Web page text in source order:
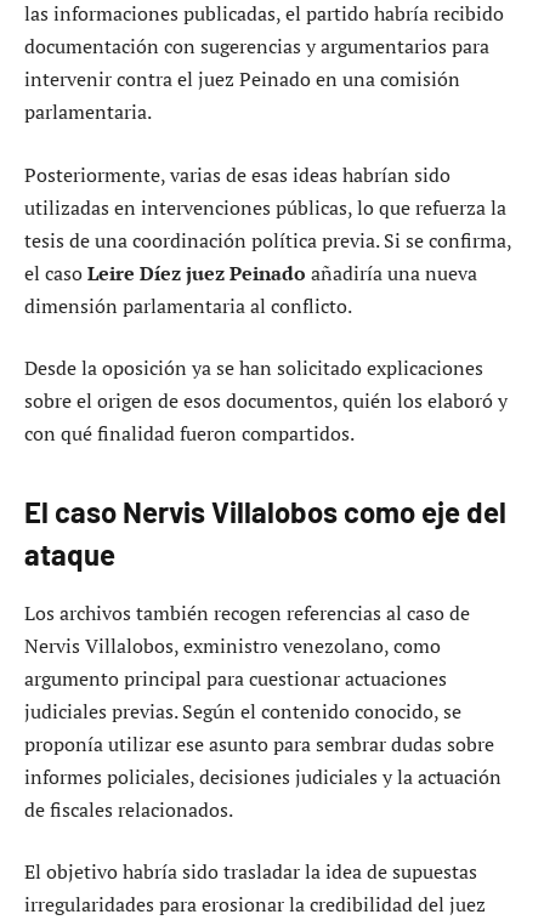
las informaciones publicadas, el partido habría recibido
documentación con sugerencias y argumentarios para
intervenir contra el juez Peinado en una comisión
parlamentaria.
Posteriormente, varias de esas ideas habrían sido
utilizadas en intervenciones públicas, lo que refuerza la
tesis de una coordinación política previa. Si se confirma,
el casoLeire Díez juez Peinado añadiría una nueva
dimensión parlamentaria al conflicto.
Desde la oposición ya se han solicitado explicaciones
sobre el origen de esos documentos, quién los elaboró y
con qué finalidad fueron compartidos.
El caso Nervis Villalobos como eje del
ataque
Los archivos también recogen referencias al caso de
Nervis Villalobos, exministro venezolano, como
argumento principal para cuestionar actuaciones
judiciales previas. Según el contenido conocido, se
proponía utilizar ese asunto para sembrar dudas sobre
informes policiales, decisiones judiciales y la actuación
de fiscales relacionados.
El objetivo habría sido trasladar la idea de supuestas
irregularidades para erosionar la credibilidad del juez